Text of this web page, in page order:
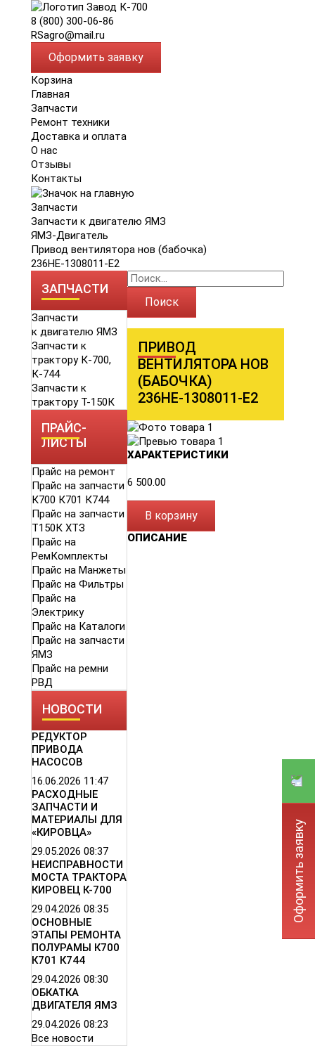
8 (800) 300-06-86
RSagro@mail.ru
Оформить заявку
Корзина
Главная
Запчасти
Ремонт техники
Доставка и оплата
О нас
Отзывы
Контакты
Запчасти
Запчасти к двигателю ЯМЗ
ЯМЗ-Двигатель
Привод вентилятора нов (бабочка)
236НЕ-1308011-Е2
ЗАПЧАСТИ
Запчасти
к двигателю ЯМЗ
Запчасти к
трактору К-700,
К-744
Запчасти к
трактору Т-150К
ПРАЙС-
ЛИСТЫ
Прайс на ремонт
Прайс на запчасти
К700 К701 К744
Прайс на запчасти
Т150К ХТЗ
Прайс на
РемКомплекты
Прайс на Манжеты
Прайс на Фильтры
Прайс на
Электрику
Прайс на Каталоги
Прайс на запчасти
ЯМЗ
Прайс на ремни
РВД
НОВОСТИ
РЕДУКТОР
ПРИВОДА
НАСОСОВ
16.06.2026 11:47
РАСХОДНЫЕ
ЗАПЧАСТИ И
МАТЕРИАЛЫ ДЛЯ
«КИРОВЦА»
29.05.2026 08:37
НЕИСПРАВНОСТИ
МОСТА ТРАКТОРА
КИРОВЕЦ К-700
29.04.2026 08:35
ОСНОВНЫЕ
ЭТАПЫ РЕМОНТА
ПОЛУРАМЫ К700
К701 К744
29.04.2026 08:30
ОБКАТКА
ДВИГАТЕЛЯ ЯМЗ
29.04.2026 08:23
Все новости
Поиск
ПРИВОД
ВЕНТИЛЯТОРА НОВ
(БАБОЧКА)
236НЕ-1308011-Е2
ХАРАКТЕРИСТИКИ
6 500.00
В корзину
ОПИСАНИЕ
Оформить заявку